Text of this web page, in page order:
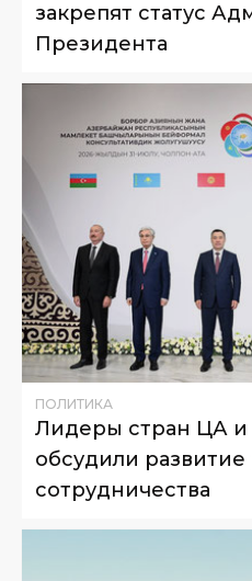
закрепят статус
Президента
ПОЛИТИКА
Лидеры стран ЦА и
обсудили
сотрудничества